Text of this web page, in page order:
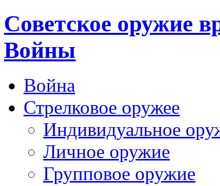
Cоветское оружие
Войны
Война
Стрелковое оружее
Индивидуальное
Личное оружие
Групповое оружие